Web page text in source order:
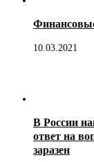
10.03.2021
В России
ответ на
заразен